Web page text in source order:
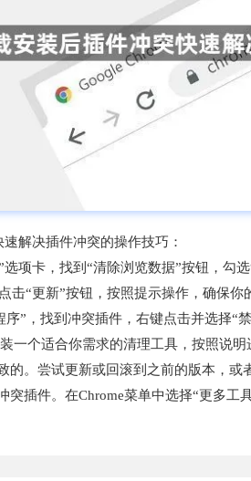
解决插件冲突的操作技巧：
项卡，找到“清除浏览数据”按钮，勾
击“更新”按钮，按照提示操作，确保你
”，找到冲突插件，右键点击并选择“禁
一个适合你需求的清理工具，按照说明
。尝试更新或回滚到之前的版本，或
插件。在Chrome菜单中选择“更多工